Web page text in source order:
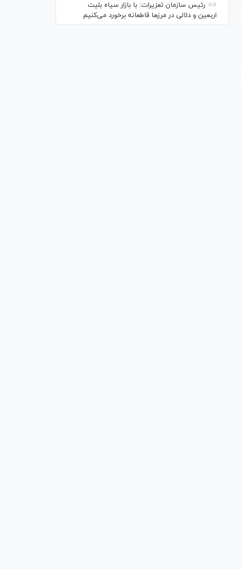
رئیس سازمان تعزیرات: با بازار سیاه بلیت
اربعین و دلالی در مرز‌ها قاطعانه برخورد می‌کنیم